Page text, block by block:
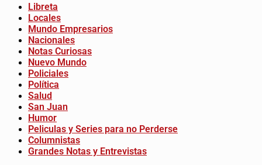
Libreta
Locales
Mundo Empresarios
Nacionales
Notas Curiosas
Nuevo Mundo
Policiales
Política
Salud
San Juan
Humor
Peliculas y Series para no Perderse
Columnistas
Grandes Notas y Entrevistas